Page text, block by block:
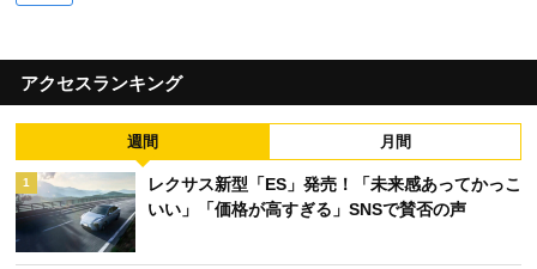
アクセスランキング
週間 月間
1
レクサス新型「ES」発売！「未来感あってかっこ
いい」「価格が高すぎる」SNSで賛否の声